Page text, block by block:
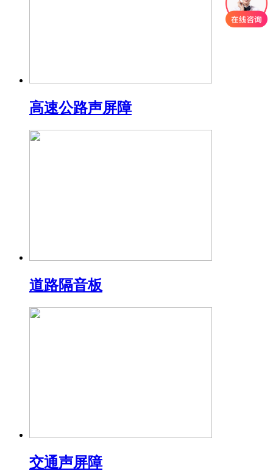
高速公路声屏障
道路隔音板
交通声屏障